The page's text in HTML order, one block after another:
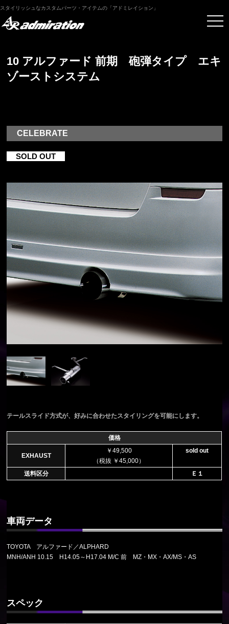
スタイリッシュなカスタムパーツ・アイテムの「アドミレイション」
10 アルファード 前期 砲弾タイプ エキ
ゾーストシステム
CELEBRATE
SOLD OUT
テールスライド方式が、好みに合わせたスタイリングを可能にします。
価格
EXHAUST
￥49,500
（税抜 ￥45,000）
sold out
送料区分 Ｅ１
車両データ
TOYOTA アルファード／ALPHARD
MNH/ANH 10.15 H14.05～H17.04 M/C 前 MZ・MX・AX/MS・AS
スペック